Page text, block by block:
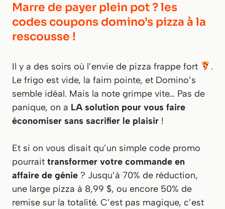
Marre de payer plein pot ? les
codes coupons domino’s pizza à la
rescousse !
Il y a des soirs où l’envie de pizza frappe fort
.
Le frigo est vide, la faim pointe, et Domino’s
semble idéal. Mais la note grimpe vite… Pas de
panique, on a LA solution pour vous faire
économiser sans sacrifier le plaisir !
Et si on vous disait qu’un simple code promo
pourrait transformer votre commande en
affaire de génie ? Jusqu’à 70% de réduction,
une large pizza à 8,99 $, ou encore 50% de
remise sur la totalité. C’est pas magique, c’est